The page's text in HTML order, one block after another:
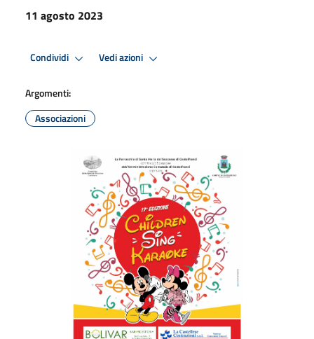
11 agosto 2023
Condividi Vedi azioni
Argomenti:
Associazioni